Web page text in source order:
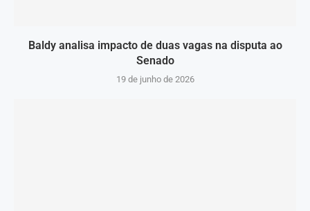
Baldy analisa impacto de duas vagas na disputa ao
Senado
19 de junho de 2026